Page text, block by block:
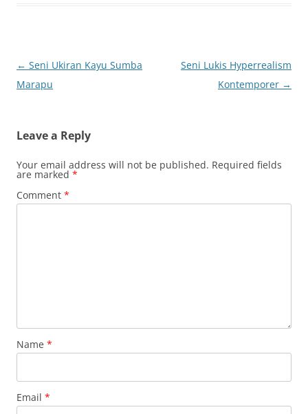
Post
navigation
← Seni Ukiran Kayu Sumba
Marapu
Seni Lukis Hyperrealism
Kontemporer →
Leave a Reply
Your email address will not be published. Required fields
are marked *
Comment *
Name *
Email *